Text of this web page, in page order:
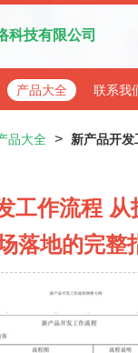
科技有限公司
产品大全 联系我
品大全 >
新产品开发
工作流程 从
落地的完整